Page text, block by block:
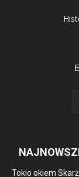
Tokio okiem